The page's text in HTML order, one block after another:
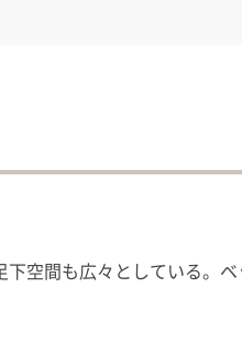
空間も広々としている。